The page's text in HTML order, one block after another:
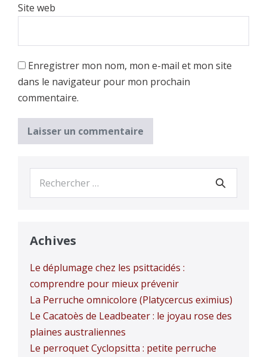
Site web
Enregistrer mon nom, mon e-mail et mon site
dans le navigateur pour mon prochain
commentaire.
pour :
Achives
Le déplumage chez les psittacidés :
comprendre pour mieux prévenir
La Perruche omnicolore (Platycercus eximius)
Le Cacatoès de Leadbeater : le joyau rose des
plaines australiennes
Le perroquet Cyclopsitta : petite perruche